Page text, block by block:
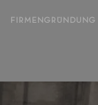
FIRMENGRÜNDUNG